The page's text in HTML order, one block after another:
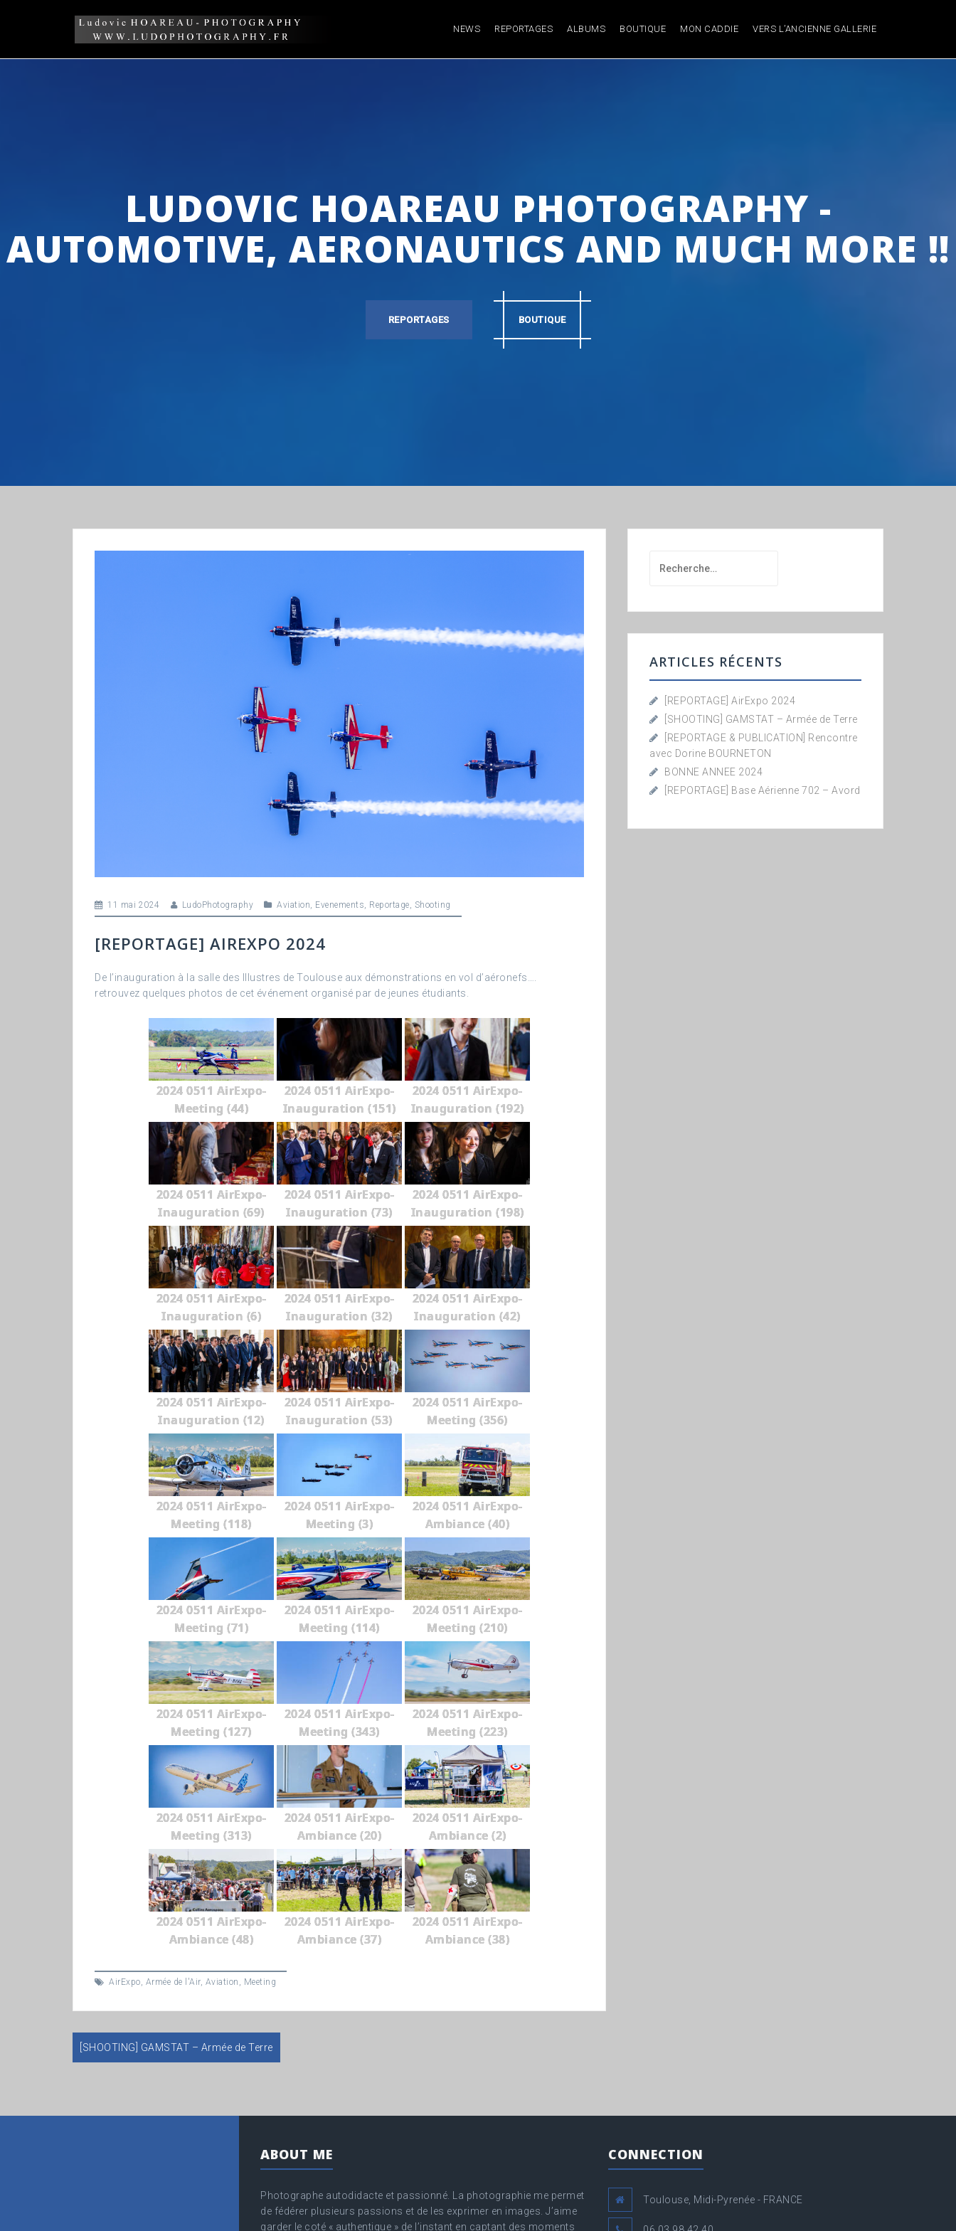
NEWS REPORTAGES ALBUMS BOUTIQUE MON CADDIE VERS L’ANCIENNE GALLERIE
LUDOVIC HOAREAU PHOTOGRAPHY -
AUTOMOTIVE, AERONAUTICS AND MUCH MORE !!
REPORTAGES BOUTIQUE
11 mai 2024 LudoPhotography Aviation Evenements Reportage Shooting
[REPORTAGE] AIREXPO 2024
De l’inauguration à la salle des Illustres de Toulouse aux démonstrations en vol d’aéronefs….
retrouvez quelques photos de cet événement organisé par de jeunes étudiants.
2024 0511 AirExpo-
Meeting (44)
2024 0511 AirExpo-
Inauguration (151)
2024 0511 AirExpo-
Inauguration (192)
2024 0511 AirExpo-
Inauguration (69)
2024 0511 AirExpo-
Inauguration (73)
2024 0511 AirExpo-
Inauguration (198)
2024 0511 AirExpo-
Inauguration (6)
2024 0511 AirExpo-
Inauguration (32)
2024 0511 AirExpo-
Inauguration (42)
2024 0511 AirExpo-
Inauguration (12)
2024 0511 AirExpo-
Inauguration (53)
2024 0511 AirExpo-
Meeting (356)
2024 0511 AirExpo-
Meeting (118)
2024 0511 AirExpo-
Meeting (3)
2024 0511 AirExpo-
Ambiance (40)
2024 0511 AirExpo-
Meeting (71)
2024 0511 AirExpo-
Meeting (114)
2024 0511 AirExpo-
Meeting (210)
2024 0511 AirExpo-
Meeting (127)
2024 0511 AirExpo-
Meeting (343)
2024 0511 AirExpo-
Meeting (223)
2024 0511 AirExpo-
Meeting (313)
2024 0511 AirExpo-
Ambiance (20)
2024 0511 AirExpo-
Ambiance (2)
2024 0511 AirExpo-
Ambiance (48)
2024 0511 AirExpo-
Ambiance (37)
2024 0511 AirExpo-
Ambiance (38)
AirExpo Armée de l'Air, Aviation Meeting
Navigation
[SHOOTING] GAMSTAT – Armée de Terre
ARTICLES RÉCENTS
[REPORTAGE] AirExpo 2024
[SHOOTING] GAMSTAT – Armée de Terre
[REPORTAGE & PUBLICATION] Rencontre
avec Dorine BOURNETON
BONNE ANNEE 2024
[REPORTAGE] Base Aérienne 702 – Avord
ABOUT ME
Photographe autodidacte et passionné. La photographie me permet
de fédérer plusieurs passions et de les exprimer en images. J’aime
garder le coté « authentique » de l’instant en captant des moments
CONNECTION
Toulouse, Midi-Pyrenée - FRANCE